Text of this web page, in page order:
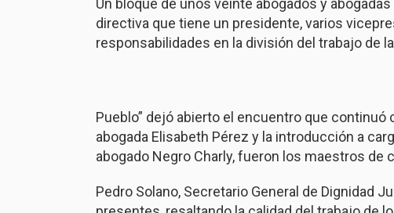
Un bloque de unos veinte abogados y
directiva que tiene un presidente, varios
responsabilidades en la división del trabajo de
Pueblo” dejó abierto el encuentro que
abogada Elisabeth Pérez y la introducción a
abogado Negro Charly, fueron los maestros de
Pedro Solano, Secretario General de Dignidad